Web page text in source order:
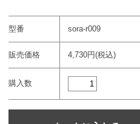
型番 sora-r009
販売価格 4,730円(税込)
購入数